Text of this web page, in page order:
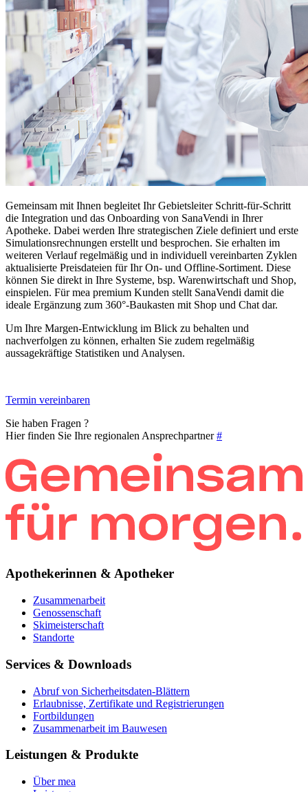
Gemeinsam mit Ihnen begleitet Ihr Gebietsleiter Schritt-für-Schritt
die Integration und das Onboarding von SanaVendi in Ihrer
Apotheke. Dabei werden Ihre strategischen Ziele definiert und erste
Simulationsrechnungen erstellt und besprochen. Sie erhalten im
weiteren Verlauf regelmäßig und in individuell vereinbarten Zyklen
aktualisierte Preisdateien für Ihr On- und Offline-Sortiment. Diese
können Sie direkt in Ihre Systeme, bsp. Warenwirtschaft und Shop,
einspielen. Für mea premium Kunden stellt SanaVendi damit die
ideale Ergänzung zum 360°-Baukasten mit Shop und Chat dar.
Um Ihre Margen-Entwicklung im Blick zu behalten und
nachverfolgen zu können, erhalten Sie zudem regelmäßig
aussagekräftige Statistiken und Analysen.
Termin vereinbaren
Sie haben Fragen ?
Hier finden Sie Ihre regionalen Ansprechpartner#
Apothekerinnen & Apotheker
Zusammenarbeit
Genossenschaft
Skimeisterschaft
Standorte
Services & Downloads
Abruf von Sicherheitsdaten-Blättern
Erlaubnisse, Zertifikate und Registrierungen
Fortbildungen
Zusammenarbeit im Bauwesen
Leistungen & Produkte
Über mea